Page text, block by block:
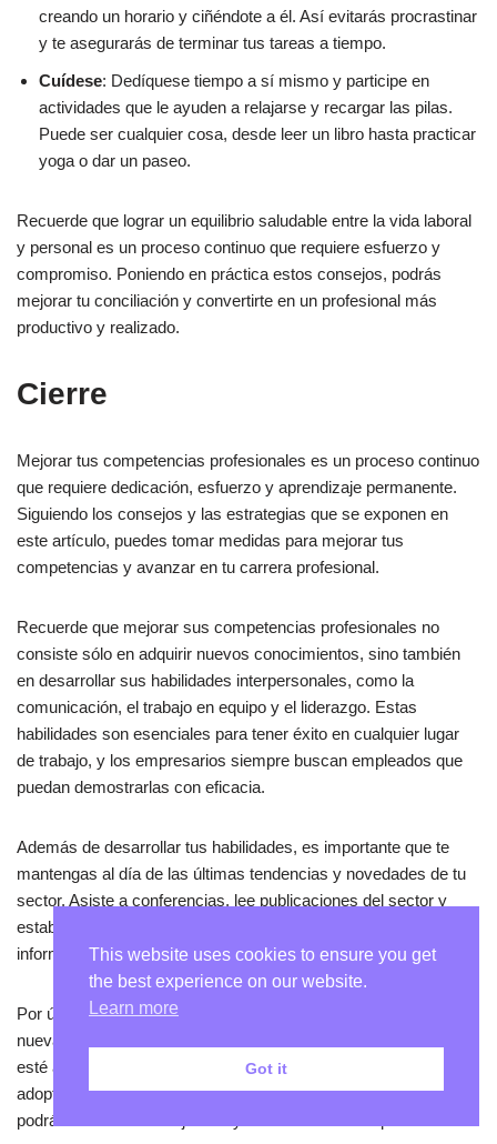
creando un horario y ciñéndote a él. Así evitarás procrastinar
y te asegurarás de terminar tus tareas a tiempo.
Cuídese: Dedíquese tiempo a sí mismo y participe en
actividades que le ayuden a relajarse y recargar las pilas.
Puede ser cualquier cosa, desde leer un libro hasta practicar
yoga o dar un paseo.
Recuerde que lograr un equilibrio saludable entre la vida laboral
y personal es un proceso continuo que requiere esfuerzo y
compromiso. Poniendo en práctica estos consejos, podrás
mejorar tu conciliación y convertirte en un profesional más
productivo y realizado.
Cierre
Mejorar tus competencias profesionales es un proceso continuo
que requiere dedicación, esfuerzo y aprendizaje permanente.
Siguiendo los consejos y las estrategias que se exponen en
este artículo, puedes tomar medidas para mejorar tus
competencias y avanzar en tu carrera profesional.
Recuerde que mejorar sus competencias profesionales no
consiste sólo en adquirir nuevos conocimientos, sino también
en desarrollar sus habilidades interpersonales, como la
comunicación, el trabajo en equipo y el liderazgo. Estas
habilidades son esenciales para tener éxito en cualquier lugar
de trabajo, y los empresarios siempre buscan empleados que
puedan demostrarlas con eficacia.
Además de desarrollar tus habilidades, es importante que te
mantengas al día de las últimas tendencias y novedades de tu
sector. Asiste a conferencias, lee publicaciones del sector y
establece contactos con otros profesionales para mantenerte
informado y conectado.
Por último, no tengas miedo de arriesgarte y probar cosas
nuevas. Acepte los retos y las oportunidades de crecimiento, y
esté abierto a los comentarios y las críticas constructivas. Si
adoptas un enfoque proactivo de tu desarrollo profesional,
podrás alcanzar tus objetivos y desarrollar todo tu potencial.
This website uses cookies to ensure you get
the best experience on our website.
Learn more
Got it